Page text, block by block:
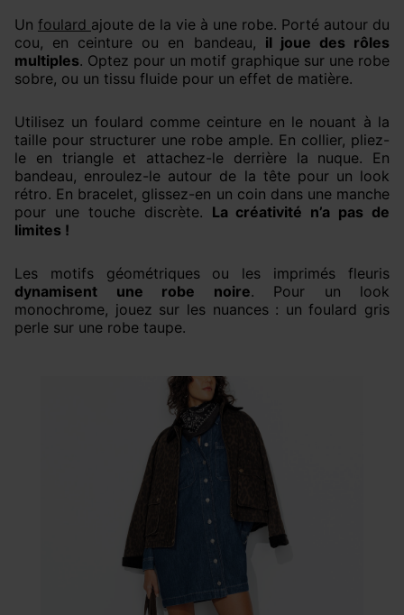
Un foulard ajoute de la vie à une robe. Porté autour du
cou, en ceinture ou en bandeau, il joue des rôles
multiples. Optez pour un motif graphique sur une robe
sobre, ou un tissu fluide pour un effet de matière.
Utilisez un foulard comme ceinture en le nouant à la
taille pour structurer une robe ample. En collier, pliez-
le en triangle et attachez-le derrière la nuque. En
bandeau, enroulez-le autour de la tête pour un look
rétro. En bracelet, glissez-en un coin dans une manche
pour une touche discrète. La créativité n’a pas de
limites !
Les motifs géométriques ou les imprimés fleuris
dynamisent une robe noire. Pour un look
monochrome, jouez sur les nuances : un foulard gris
perle sur une robe taupe.